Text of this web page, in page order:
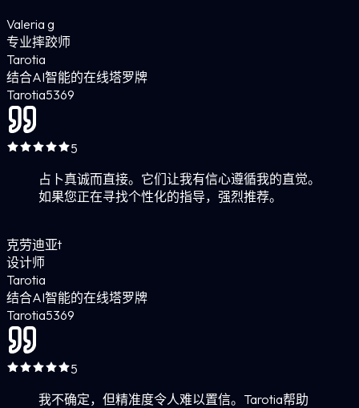
Valeria g
专业摔跤师
Tarotia
结合AI智能的在线塔罗牌
Tarotia5369
5
占卜真诚而直接。它们让我有信心遵循我的直觉。
如果您正在寻找个性化的指导，强烈推荐。
克劳迪亚t
设计师
Tarotia
结合AI智能的在线塔罗牌
Tarotia5369
5
我不确定，但精准度令人难以置信。Tarotia帮助